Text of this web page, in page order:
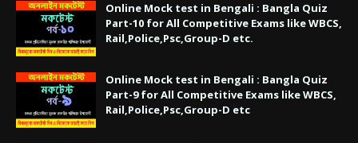
Online Mock test in Bengali : Bangla Quiz
Part-10 for All Competitive Exams like WBCS,
Rail,Police,Psc,Group-D etc.
Online Mock test in Bengali : Bangla Quiz
Part-9 for All Competitive Exams like WBCS,
Rail,Police,Psc,Group-D etc